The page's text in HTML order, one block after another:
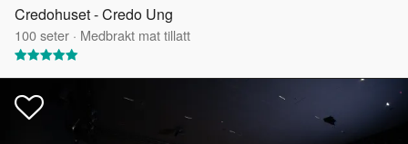
Credohuset - Credo Ung
100seter · Medbrakt mat tillatt